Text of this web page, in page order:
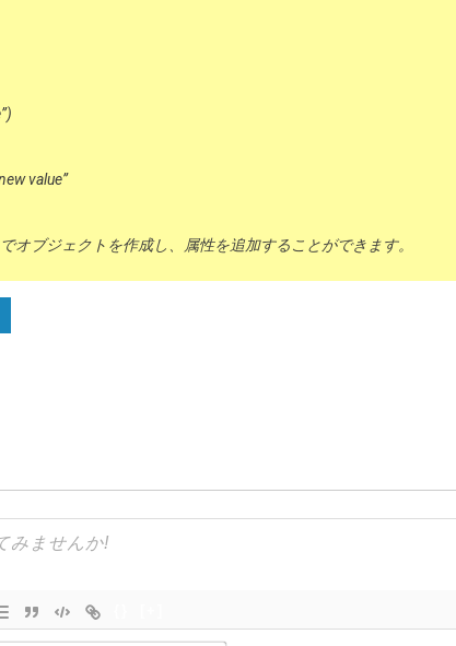
value”
オブジェクトを作成し、属性を追加することができます。